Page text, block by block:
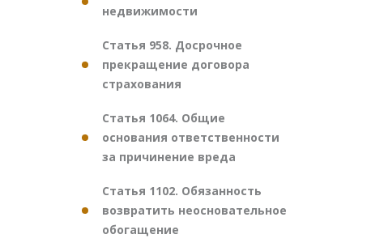
недвижимости
Статья 958. Досрочное
прекращение договора
страхования
Статья 1064. Общие
основания ответственности
за причинение вреда
Статья 1102. Обязанность
возвратить неосновательное
обогащение